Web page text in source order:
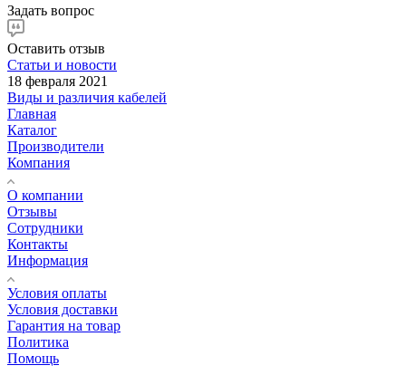
Задать вопрос
Оставить отзыв
Статьи и новости
18 февраля 2021
Виды и различия кабелей
Главная
Каталог
Производители
Компания
О компании
Отзывы
Сотрудники
Контакты
Информация
Условия оплаты
Условия доставки
Гарантия на товар
Политика
Помощь